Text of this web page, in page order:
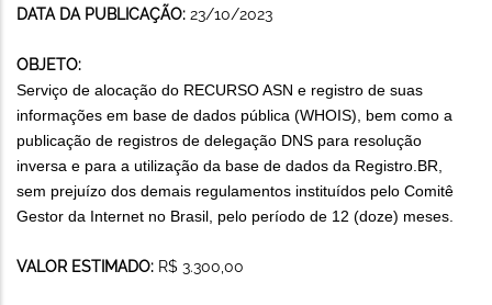
DATA DA PUBLICAÇÃO: 23/10/2023
OBJETO:
Serviço de alocação do RECURSO ASN e registro de suas
informações em base de dados pública (WHOIS), bem como a
publicação de registros de delegação DNS para resolução
inversa e para a utilização da base de dados da Registro.BR,
sem prejuízo dos demais regulamentos instituídos pelo Comitê
Gestor da Internet no Brasil, pelo período de 12 (doze) meses.
VALOR ESTIMADO: R$ 3.300,00